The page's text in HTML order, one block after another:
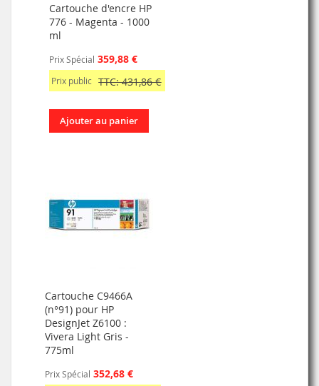
Cartouche d'encre HP
776 - Magenta - 1000
ml
Prix Spécial 359,88 €
Prix public TTC: 431,86 €
Ajouter au panier
Cartouche C9466A
(n°91) pour HP
DesignJet Z6100 :
Vivera Light Gris -
775ml
Prix Spécial 352,68 €